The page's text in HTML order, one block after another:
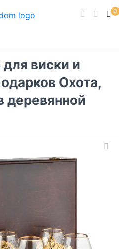
0
виски и
Охота,
деревянной